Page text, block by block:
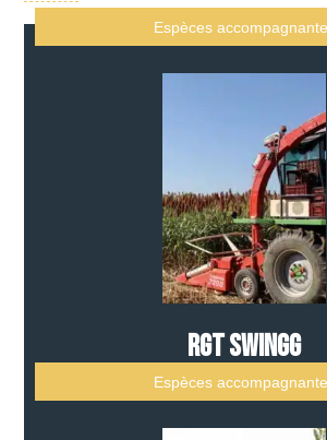
Espèces
RGT SWINGG
Espèces